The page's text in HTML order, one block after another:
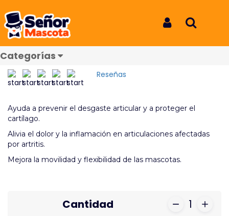
Categorías
Glucosamina+ Chondroitina
Sobre
REF: 6595
Reseñas
Ayuda a prevenir el desgaste articular y a proteger el
cartílago.
Alivia el dolor y la inflamación en articulaciones afectadas
por artritis.
Mejora la movilidad y flexibilidad de las mascotas.
Cantidad 1